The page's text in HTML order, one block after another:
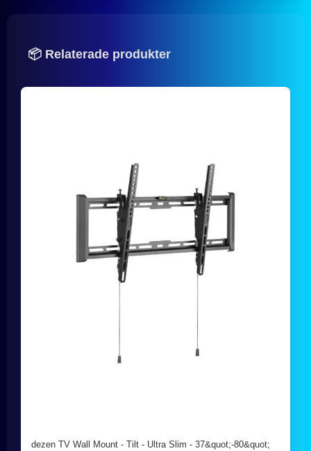
📦 Relaterade produkter
dezen TV Wall Mount - Tilt - Ultra Slim - 37&quot;-80&quot;